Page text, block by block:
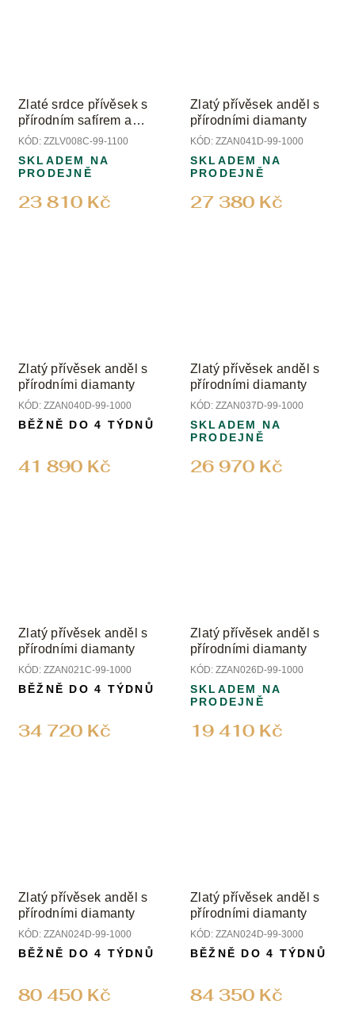
Zlaté srdce přívěsek s
přírodním safírem a
diamanty
KÓD: ZZLV008C-99-1100
23 810 Kč
SKLADEM NA
PRODEJNĚ
Zlatý přívěsek anděl s
přírodními diamanty
KÓD: ZZAN041D-99-1000
27 380 Kč
SKLADEM NA
PRODEJNĚ
Zlatý přívěsek anděl s
přírodními diamanty
KÓD: ZZAN040D-99-1000
41 890 Kč
BĚŽNĚ DO 4 TÝDNŮ
Zlatý přívěsek anděl s
přírodními diamanty
KÓD: ZZAN037D-99-1000
26 970 Kč
SKLADEM NA
PRODEJNĚ
Zlatý přívěsek anděl s
přírodními diamanty
KÓD: ZZAN021C-99-1000
34 720 Kč
BĚŽNĚ DO 4 TÝDNŮ
Zlatý přívěsek anděl s
přírodními diamanty
KÓD: ZZAN026D-99-1000
19 410 Kč
SKLADEM NA
PRODEJNĚ
Zlatý přívěsek anděl s
přírodními diamanty
KÓD: ZZAN024D-99-1000
80 450 Kč
BĚŽNĚ DO 4 TÝDNŮ
Zlatý přívěsek anděl s
přírodními diamanty
KÓD: ZZAN024D-99-3000
84 350 Kč
BĚŽNĚ DO 4 TÝDNŮ